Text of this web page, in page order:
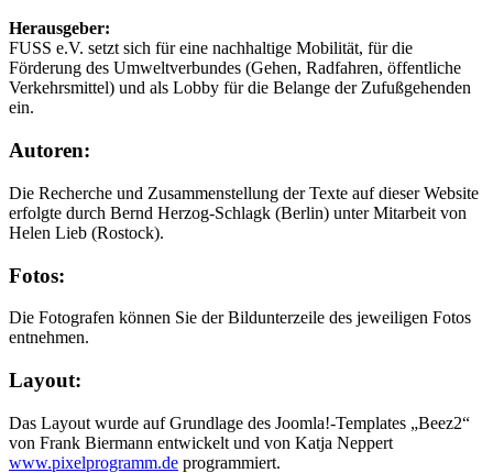
Herausgeber:
FUSS e.V. setzt sich für eine nachhaltige Mobilität, für die
Förderung des Umweltverbundes (Gehen, Radfahren, öffentliche
Verkehrsmittel) und als Lobby für die Belange der Zufußgehenden
ein.
Autoren:
Die Recherche und Zusammenstellung der Texte auf dieser Website
erfolgte durch Bernd Herzog-Schlagk (Berlin) unter Mitarbeit von
Helen Lieb (Rostock).
Fotos:
Die Fotografen können Sie der Bildunterzeile des jeweiligen Fotos
entnehmen.
Layout:
Das Layout wurde auf Grundlage des Joomla!-Templates „Beez2“
von Frank Biermann entwickelt und von Katja Neppert
www.pixelprogramm.de programmiert.